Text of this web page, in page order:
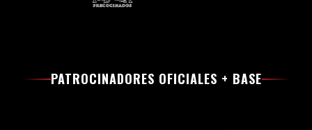
PATROCINADORES OFICIALES + BASE